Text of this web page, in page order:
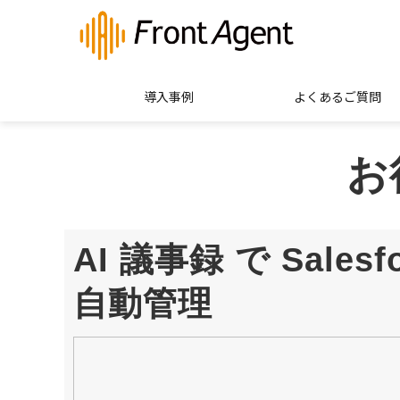
導入事例 よくあるご質問
AI 議事録 で
自動管理